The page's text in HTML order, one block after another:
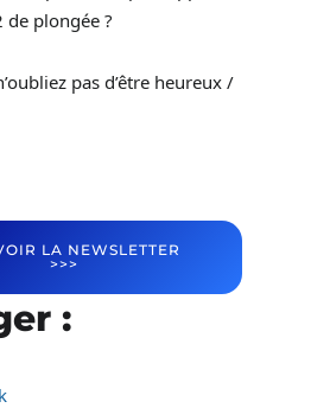
plongée ?
pas d’être heureux /
LA NEWSLETTER
>>>
: